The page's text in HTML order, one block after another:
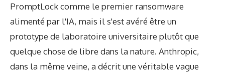
PromptLock comme le premier ransomware
alimenté par l'IA, mais il s'est avéré être un
prototype de laboratoire universitaire plutôt que
quelque chose de libre dans la nature. Anthropic,
dans la même veine, a décrit une véritable vague